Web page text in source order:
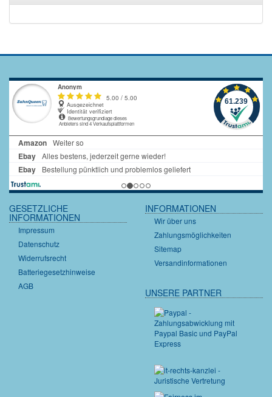
GESETZLICHE
INFORMATIONEN
Impressum
Datenschutz
Widerrufsrecht
Batteriegesetzhinweise
AGB
INFORMATIONEN
Wir über uns
Zahlungsmöglichkeiten
Sitemap
Versandinformationen
UNSERE PARTNER